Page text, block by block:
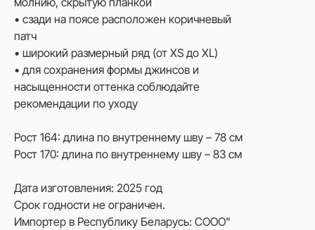
• сзади на поясе расположен коричневый
патч
• широкий размерный ряд (от XS до XL)
• для сохранения формы джинсов и
насыщенности оттенка соблюдайте
рекомендации по уходу
Рост 164: длина по внутреннему шву – 78 см
Рост 170: длина по внутреннему шву – 83 см
Дата изготовления: 2025 год
Срок годности не ограничен.
Импортер в Республику Беларусь: СООО"